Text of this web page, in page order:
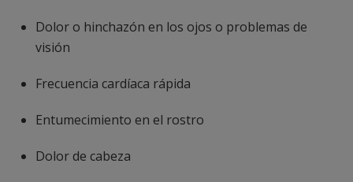
Dolor o hinchazón en los ojos o problemas de
visión
Frecuencia cardíaca rápida
Entumecimiento en el rostro
Dolor de cabeza